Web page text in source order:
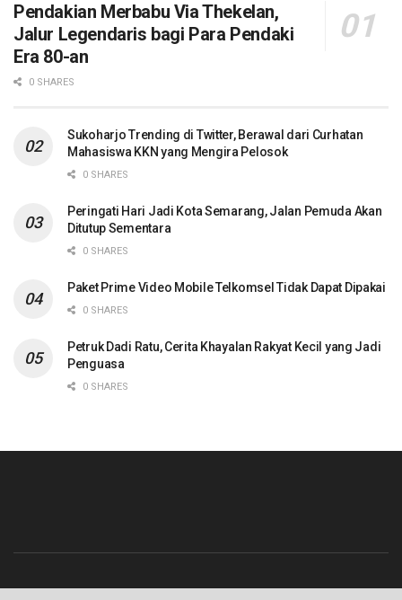
Pendakian Merbabu Via Thekelan,
Jalur Legendaris bagi Para Pendaki
Era 80-an
0 SHARES
Sukoharjo Trending di Twitter, Berawal dari Curhatan
Mahasiswa KKN yang Mengira Pelosok
0 SHARES
Peringati Hari Jadi Kota Semarang, Jalan Pemuda Akan
Ditutup Sementara
0 SHARES
Paket Prime Video Mobile Telkomsel Tidak Dapat Dipakai
0 SHARES
Petruk Dadi Ratu, Cerita Khayalan Rakyat Kecil yang Jadi
Penguasa
0 SHARES